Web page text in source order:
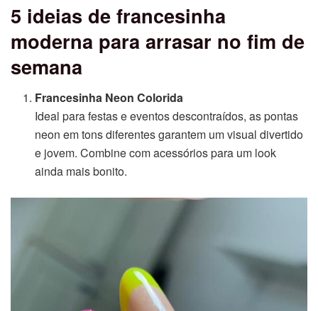
5 ideias de francesinha
moderna para arrasar no fim de
semana
Francesinha Neon Colorida
Ideal para festas e eventos descontraídos, as pontas
neon em tons diferentes garantem um visual divertido
e jovem. Combine com acessórios para um look
ainda mais bonito.